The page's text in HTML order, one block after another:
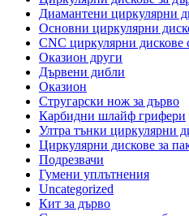
Диамантени циркулярни
Основни циркулярни
CNC циркулярни дискове
Оказион други
Дървени дибли
Оказион
Стругарски нож за дърво
Карбидни шлайф грифери
Ултра тънки циркулярни
Циркулярни дискове за
Подрезвачи
Гумени уплътнения
Uncategorized
Кит за дърво